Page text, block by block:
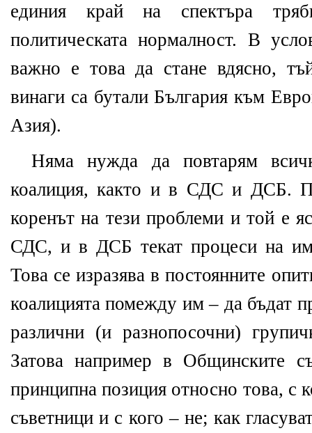
единия край на спектъра
политическата нормалност. В
важно е това да стане вдясно,
винаги са бутали България към
Азия).
Няма нужда да повтарям
коалиция, както и в СДС и ДСБ.
коренът на тези проблеми и той е
СДС, и в ДСБ текат процеси на
Това се изразява в постоянните
коалицията помежду им – да бъдат
различни (и разнопосочни)
Затова например в Общинските
принципна позиция относно това, с
съветници и с кого – не; как